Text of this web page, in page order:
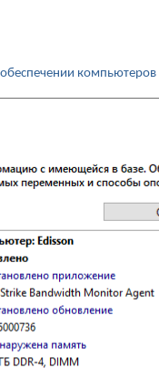
компьютеров